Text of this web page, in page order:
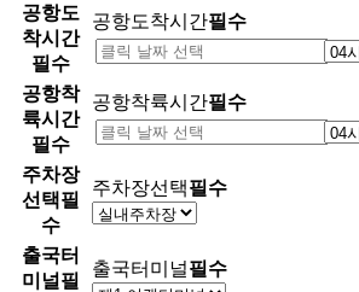
공항도
착시간
필수
공항도착시간필수
공항착
륙시간
필수
공항착륙시간필수
주차장
선택필
수
주차장선택필수
출국터
미널 필
출국터미널필수